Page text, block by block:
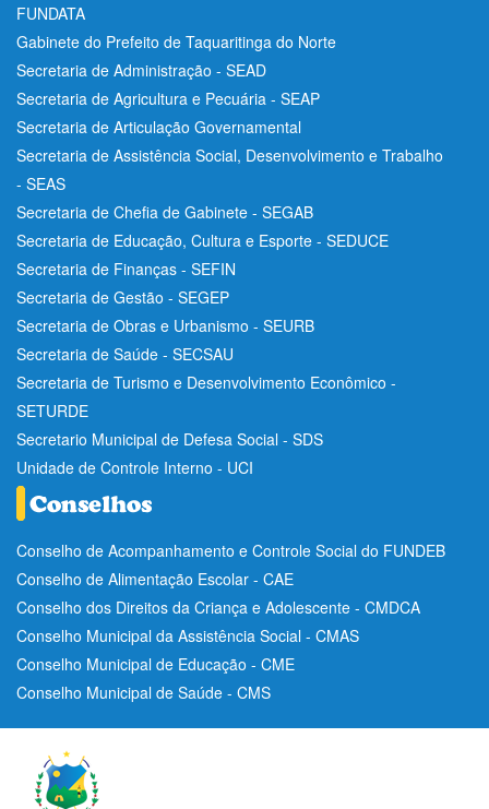
FUNDATA
Gabinete do Prefeito de Taquaritinga do Norte
Secretaria de Administração - SEAD
Secretaria de Agricultura e Pecuária - SEAP
Secretaria de Articulação Governamental
Secretaria de Assistência Social, Desenvolvimento e Trabalho
- SEAS
Secretaria de Chefia de Gabinete - SEGAB
Secretaria de Educação, Cultura e Esporte - SEDUCE
Secretaria de Finanças - SEFIN
Secretaria de Gestão - SEGEP
Secretaria de Obras e Urbanismo - SEURB
Secretaria de Saúde - SECSAU
Secretaria de Turismo e Desenvolvimento Econômico -
SETURDE
Secretario Municipal de Defesa Social - SDS
Unidade de Controle Interno - UCI
Conselho de Acompanhamento e Controle Social do FUNDEB
Conselho de Alimentação Escolar - CAE
Conselho dos Direitos da Criança e Adolescente - CMDCA
Conselho Municipal da Assistência Social - CMAS
Conselho Municipal de Educação - CME
Conselho Municipal de Saúde - CMS